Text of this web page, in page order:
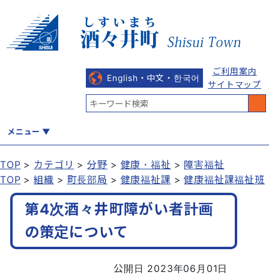
English・中文・한국어
ご利用案内
サイトマップ
メニュー
くらし 健康・福祉 教育・文化 観光・魅力 産業・しごと
行政 まちづくり
TOP カテゴリ 分野 健康・福祉
障害福祉
TOP
組織 町長部局 健康福祉課 健康福祉課福祉班
第4次酒々井町障がい者計画
の策定について
公開日 2023年06月01日